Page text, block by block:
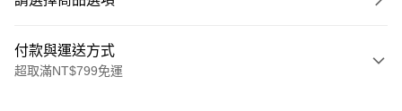
付款與運送方式
超取滿NT$799免運